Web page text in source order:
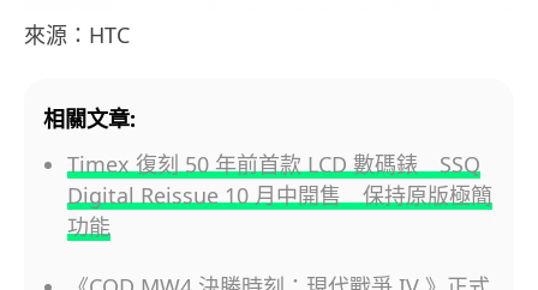
來源：HTC
相關文章:
Timex 復刻 50 年前首款 LCD 數碼錶 SSQ
Digital Reissue 10 月中開售 保持原版極簡
功能